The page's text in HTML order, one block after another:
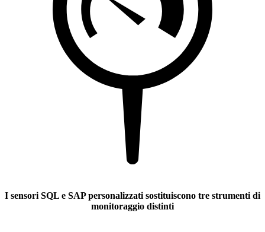
I sensori SQL e SAP personalizzati sostituiscono tre strumenti di
monitoraggio distinti